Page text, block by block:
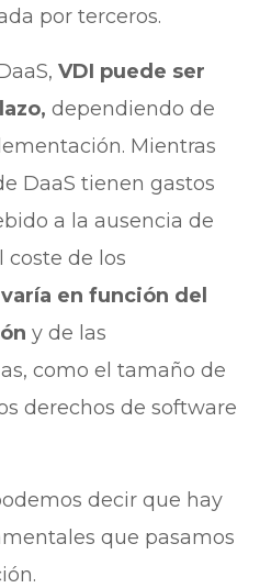
por terceros.
VDI puede ser
dependiendo de
Mientras
DaaS tienen gastos
a la ausencia de
coste de los
varía en función del
y de las
como el tamaño de
derechos de software
decir que hay
que pasamos